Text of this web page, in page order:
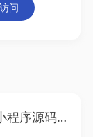
问
码 附教程